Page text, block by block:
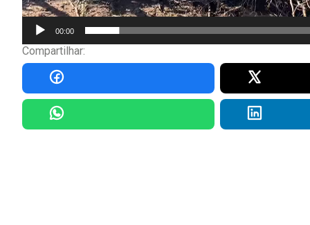
00:00
Compartilhar: